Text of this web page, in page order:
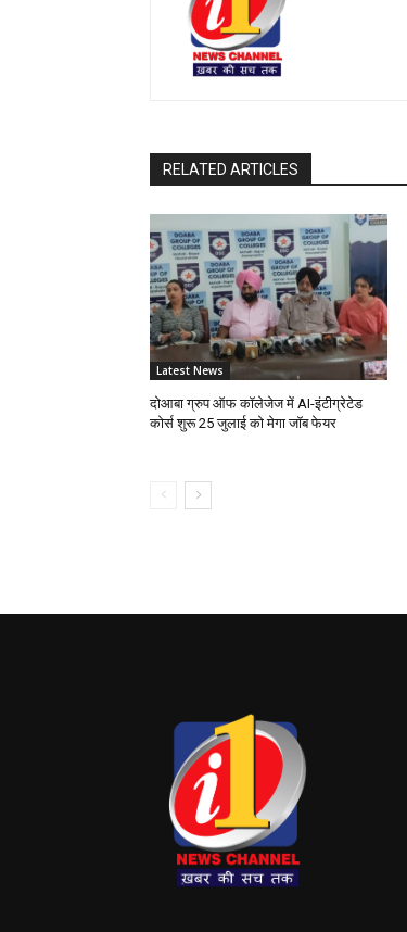
RELATED ARTICLES
Latest News
दोआबा ग्रुप ऑफ कॉलेजेज में AI-इंटीग्रेटेड
कोर्स शुरू 25 जुलाई को मेगा जॉब फेयर